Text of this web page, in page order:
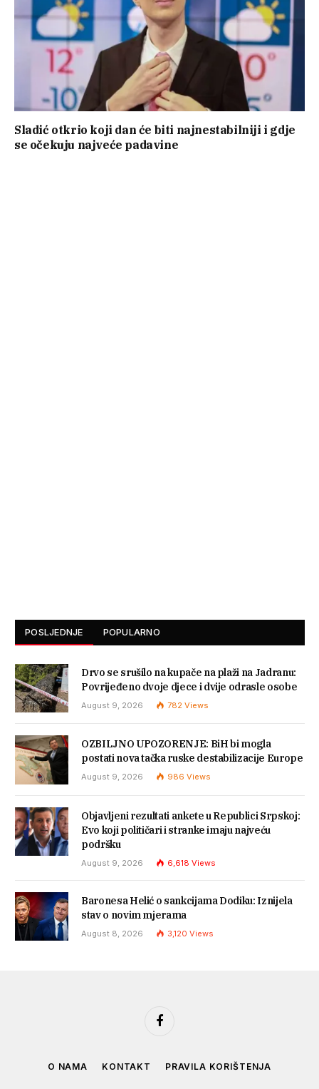
Sladić otkrio koji dan će biti najnestabilniji i gdje
se očekuju najveće padavine
POSLJEDNJE POPULARNO
Drvo se srušilo na kupače na plaži na Jadranu:
Povrijeđeno dvoje djece i dvije odrasle osobe
August 9, 2026 782 Views
OZBILJNO UPOZORENJE: BiH bi mogla
postati nova tačka ruske destabilizacije Europe
August 9, 2026 986 Views
Objavljeni rezultati ankete u Republici Srpskoj:
Evo koji političari i stranke imaju najveću
podršku
August 9, 2026 6,618 Views
Baronesa Helić o sankcijama Dodiku: Iznijela
stav o novim mjerama
August 8, 2026 3,120 Views
Facebook
O NAMA KONTAKT PRAVILA KORIŠTENJA